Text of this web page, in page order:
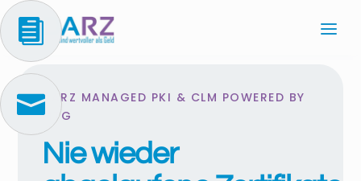
DARZ MANAGED PKI & CLM POWERED BY
MTG
Nie wieder

